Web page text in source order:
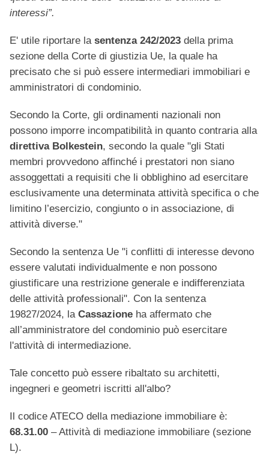
interessi”.
E' utile riportare la sentenza 242/2023 della prima
sezione della Corte di giustizia Ue, la quale ha
precisato che si può essere intermediari immobiliari e
amministratori di condominio.
Secondo la Corte, gli ordinamenti nazionali non
possono imporre incompatibilità in quanto contraria alla
direttiva Bolkestein, secondo la quale "gli Stati
membri provvedono affinché i prestatori non siano
assoggettati a requisiti che li obblighino ad esercitare
esclusivamente una determinata attività specifica o che
limitino l’esercizio, congiunto o in associazione, di
attività diverse."
Secondo la sentenza Ue "i conflitti di interesse devono
essere valutati individualmente e non possono
giustificare una restrizione generale e indifferenziata
delle attività professionali". Con la sentenza
19827/2024, la Cassazione ha affermato che
all’amministratore del condominio può esercitare
l'attività di intermediazione.
Tale concetto può essere ribaltato su architetti,
ingegneri e geometri iscritti all'albo?
Il codice ATECO della mediazione immobiliare è:
68.31.00 – Attività di mediazione immobiliare (sezione
L).